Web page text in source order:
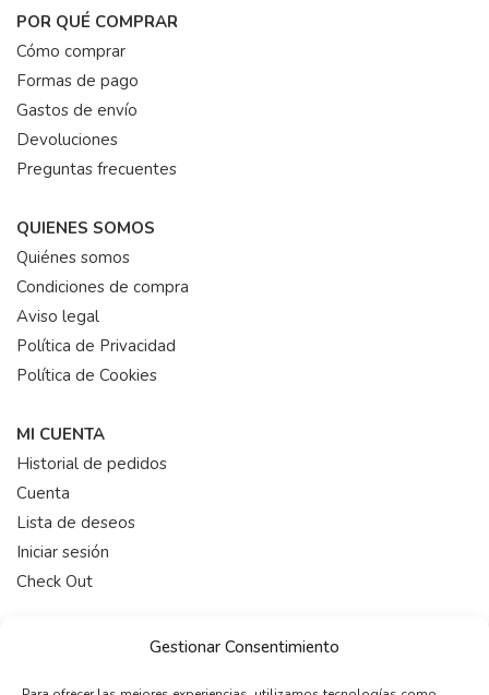
Gestionar Consentimiento
POR QUÉ COMPRAR
Cómo comprar
Formas de pago
Gastos de envío
Devoluciones
Preguntas frecuentes
QUIENES SOMOS
Quiénes somos
Condiciones de compra
Aviso legal
Política de Privacidad
Política de Cookies
MI CUENTA
Historial de pedidos
Cuenta
Lista de deseos
Iniciar sesión
Check Out